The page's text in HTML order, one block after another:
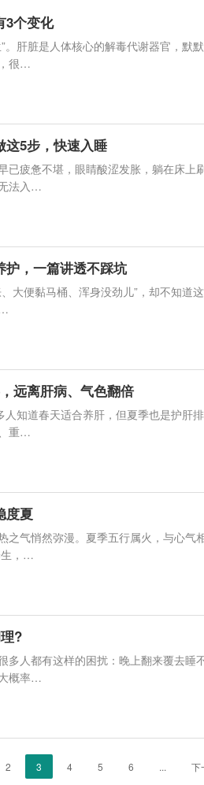
3个变化
。肝脏是人体核心的解毒代谢器官，
很…
这5步，快速入睡
疲惫不堪，眼睛酸涩发胀，躺在床上
法入…
护，一篇讲透不踩坑
大便黏马桶、浑身没劲儿”，却不知道
远离肝病、气色翻倍
人知道春天适合养肝，但夏季也是护
重…
度夏
之气悄然弥漫。夏季五行属火，与心气
生，…
?
多人都有这样的困扰：晚上翻来覆去
概率…
2 3 4 5 6 ... 下